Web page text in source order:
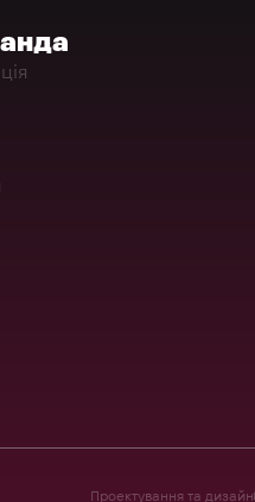
Проектування та дизайн